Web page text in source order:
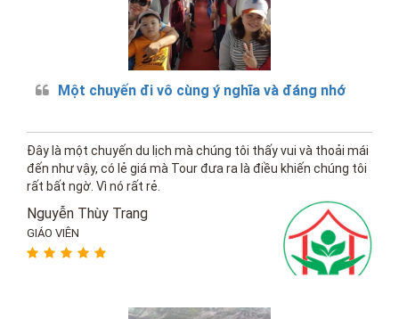
Một chuyến đi vô cùng ý nghĩa và đáng nhớ
Đây là một chuyến du lịch mà chúng tôi thấy vui và thoải mái
đến như vậy, có lẻ giá mà Tour đưa ra là điều khiến chúng tôi
rất bất ngờ. Vì nó rất rẻ.
Nguyễn Thùy Trang
GIÁO VIÊN